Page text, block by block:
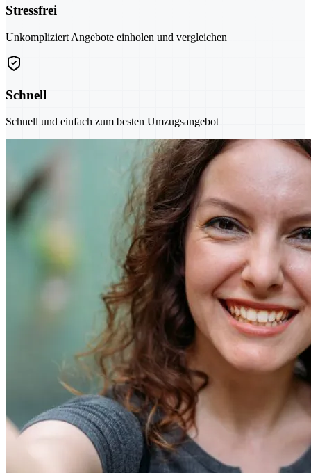
Stressfrei
Unkompliziert Angebote einholen und vergleichen
Schnell
Schnell und einfach zum besten Umzugsangebot